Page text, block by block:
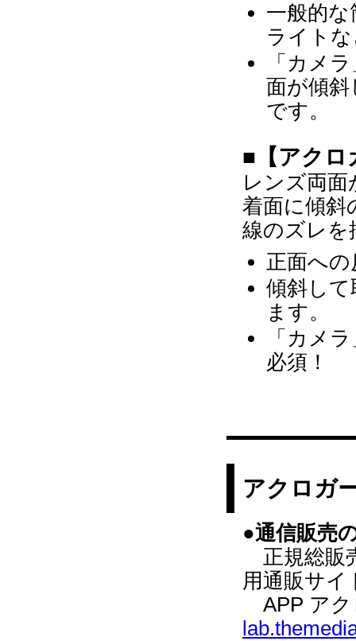
一般的
ライト
「カメ
面が傾
です。
■【アクロ
レンズ両
着面に傾斜
線のズレを
正面へ
傾斜し
ます。
「カメ
必須！
アクロガ
●通信販売
正規総販
用通販サイ
APP ア